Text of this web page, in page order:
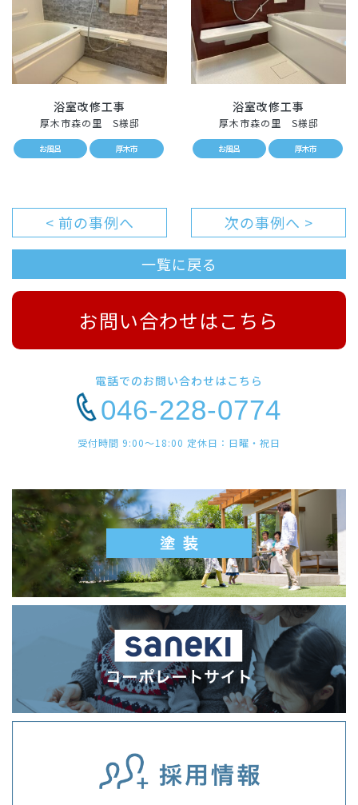
浴室改修工事
厚木市森の里 S様邸
お風呂 厚木市
浴室改修工事
厚木市森の里 S様邸
お風呂 厚木市
< 前の事例へ
次の事例へ >
一覧に戻る
お問い合わせはこちら
電話でのお問い合わせはこちら
046-228-0774
受付時間 9:00〜18:00 定休日：日曜・祝日